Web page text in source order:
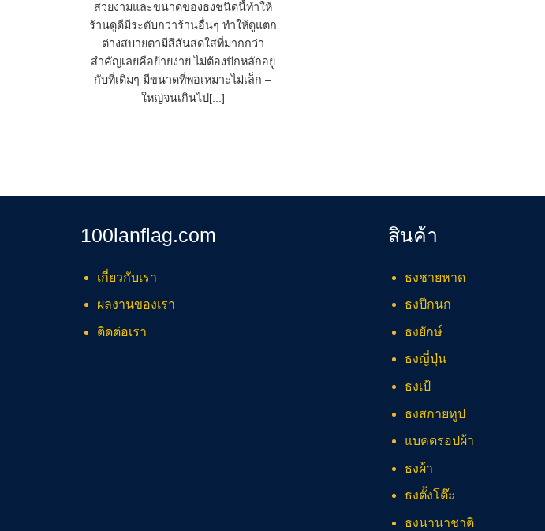
สวยงามและขนาดของธงชนิดนี้ทำให้
ร้านดูดีมีระดับกว่าร้านอื่นๆ ทำให้ดูแตก
ต่างสบายตามีสีสันสดใสที่มากกว่า
สำคัญเลยคือย้ายง่าย ไม่ต้องปักหลักอยู่
กับที่เดิมๆ มีขนาดที่พอเหมาะไม่เล็ก –
ใหญ่จนเกินไป[...]
100lanflag.com
เกี่ยวกับเรา
ผลงานของเรา
ติดต่อเรา
สินค้า
ธงชายหาด
ธงปีกนก
ธงยักษ์
ธงญี่ปุ่น
ธงเป้
ธงสกายทูป
แบคดรอปผ้า
ธงผ้า
ธงตั้งโต๊ะ
ธงนานาชาติ